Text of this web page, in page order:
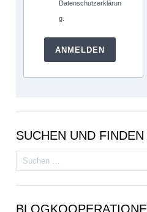
Datenschutzerklärun
g.
ANMELDEN
SUCHEN UND FINDEN
Suchen
nach:
BLOGKOOPERATIONE